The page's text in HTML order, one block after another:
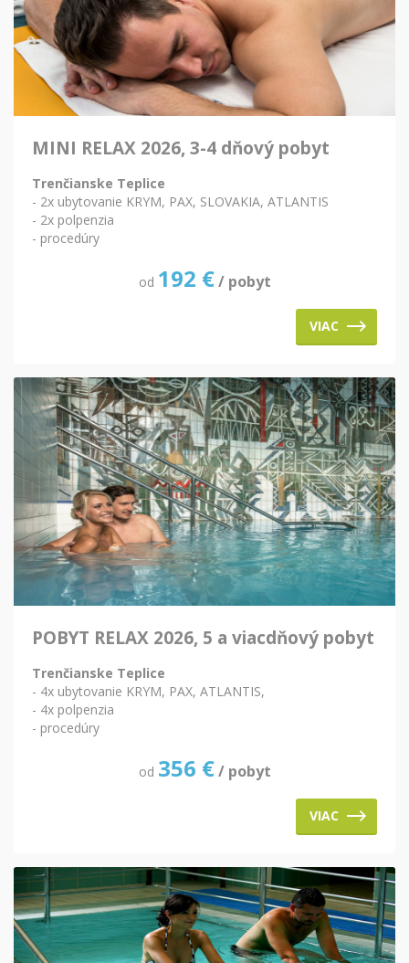
MINI RELAX 2026, 3-4 dňový pobyt
Trenčianske Teplice
- 2x ubytovanie KRYM, PAX, SLOVAKIA, ATLANTIS
- 2x polpenzia
- procedúry
od 192 € / pobyt
VIAC
POBYT RELAX 2026, 5 a viacdňový pobyt
Trenčianske Teplice
- 4x ubytovanie KRYM, PAX, ATLANTIS,
- 4x polpenzia
- procedúry
od 356 € / pobyt
VIAC